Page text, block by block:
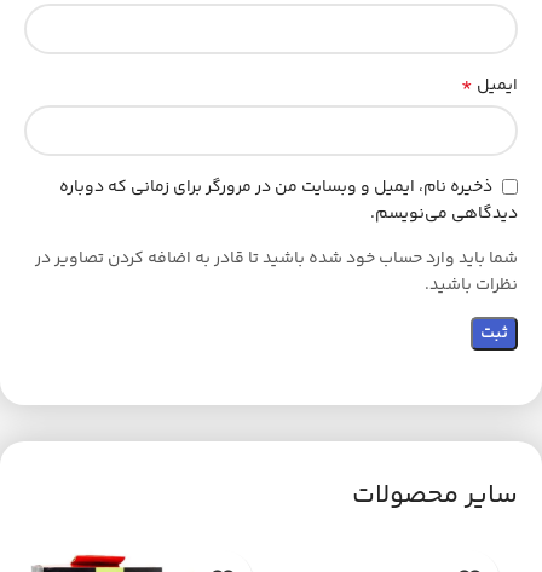
ایمیل *
ذخیره نام، ایمیل و وبسایت من در مرورگر برای زمانی که دوباره
دیدگاهی می‌نویسم.
شما باید وارد حساب خود شده باشید تا قادر به اضافه کردن تصاویر در
نظرات باشید.
سایر محصولات